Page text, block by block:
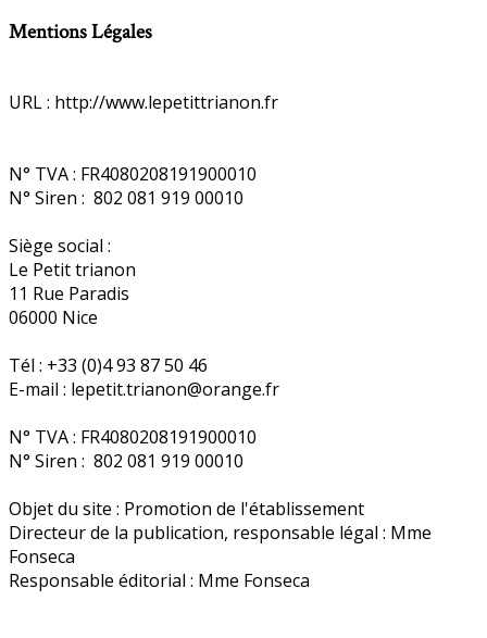
Mentions Légales
URL : http://www.lepetittrianon.fr
N° TVA : FR4080208191900010
N° Siren : 802 081 919 00010
Siège social :
Le Petit trianon
11 Rue Paradis
06000 Nice
Tél : +33 (0)4 93 87 50 46
E-mail : lepetit.trianon@orange.fr
N° TVA : FR4080208191900010
N° Siren : 802 081 919 00010
Objet du site : Promotion de l'établissement
Directeur de la publication, responsable légal : Mme
Fonseca
Responsable éditorial : Mme Fonseca